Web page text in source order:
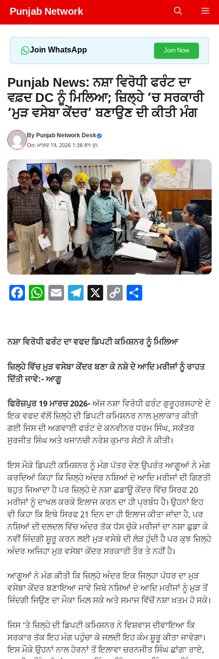
Skip
Punjab Network
Join WhatsApp Join Now
Punjab News: ਨਸ਼ਾ ਵਿਰੋਧੀ ਫਰੰਟ ਦਾ
ਵਫ਼ਦ DC ਨੂੰ ਮਿਲਿਆ; ਜ਼ਿਲ੍ਹੇ ‘ਚ ਸਰਕਾਰੀ
‘ਮੁੜ ਵਸੇਬਾ ਕੇਂਦਰ’ ਬਣਾਉਣ ਦੀ ਕੀਤੀ ਮੰਗ
ByPunjab Network Desk
On: ਮਾਰਚ 19, 2026 1:38 ਬਾਃ ਦੁਃ
F
e
o
o
k
W
s
p
p
E T
gr
m
X C
y
n
e
ਨਸ਼ਾ ਵਿਰੋਧੀ ਫਰੰਟ ਦਾ ਵਫਦ ਡਿਪਟੀ ਕਮਿਸ਼ਨਰ ਨੂੰ ਮਿਲਿਆ
ਜ਼ਿਲ੍ਹੇ ਵਿੱਚ ਮੁੜ ਵਸੇਬਾ ਕੇਂਦਰ ਬਣਾ ਕੇ ਨਸ਼ੇ ਦੇ ਆਦਿ ਮਰੀਜਾਂ ਨੂੰ ਰਾਹਤ
ਦਿੱਤੀ ਜਾਵੇ:- ਆਗੂ
ਫਿਰੋਜ਼ਪੁਰ 19 ਮਾਰਚ 2026-ਅੱਜ ਨਸ਼ਾ ਵਿਰੋਧੀ ਫਰੰਟ ਗੁਰੂਹਰਸਹਾਏ ਦੇ
ਇਕ ਵਫਦ ਵੱਲੋਂ ਜ਼ਿਲ੍ਹੇ ਦੀ ਡਿਪਟੀ ਕਮਿਸ਼ਨਰ ਨਾਲ ਮੁਲਾਕਾਤ ਕੀਤੀ
ਗਈ ਜਿਸ ਦੀ ਅਗਵਾਈ ਫਰੰਟ ਦੇ ਕਨਵੀਨਰ ਧਰਮ ਸਿੰਘ, ਸਕੱਤਰ
ਸੁਰਜੀਤ ਸਿੰਘ ਅਤੇ ਖਜਾਨਚੀ ਨਰੇਸ਼ ਕੁਮਾਰ ਸੇਠੀ ਨੇ ਕੀਤੀ।
ਇਸ ਮੌਕੇ ਡਿਪਟੀ ਕਮਿਸ਼ਨਰ ਨੂੰ ਮੰਗ ਪੱਤਰ ਦੇਣ ਉਪਰੰਤ ਆਗੂਆਂ ਨੇ ਮੰਗ
ਕਰਦਿਆਂ ਕਿਹਾ ਕਿ ਜ਼ਿਲ੍ਹੇ ਅੰਦਰ ਨਸ਼ਿਆਂ ਦੇ ਆਦਿ ਮਰੀਜਾਂ ਦੀ ਗਿਣਤੀ
ਬਹੁਤ ਜਿਆਦਾ ਹੈ ਪਰ ਜ਼ਿਲ੍ਹੇ ਦੇ ਨਸ਼ਾ ਛਡਾਊ ਕੇਂਦਰ ਵਿੱਚ ਸਿਰਫ 20
ਮਰੀਜਾਂ ਨੂੰ ਦਾਖਲ ਕਰਕੇ ਇਲਾਜ ਕਰਨ ਦਾ ਹੀ ਪ੍ਰਬੰਧ ਹੈ। ਉਹਨਾਂ ਇਹ
ਵੀ ਕਿਹਾ ਕਿ ਇਥੇ ਸਿਰਫ 21 ਦਿਨ ਦਾ ਹੀ ਇਲਾਜ ਕੀਤਾ ਜਾਂਦਾ ਹੈ, ਪਰ
ਨਸ਼ਿਆਂ ਦੀ ਦਲਦਲ ਵਿੱਚ ਅੰਦਰ ਤੱਕ ਧੱਸ ਚੁੱਕੇ ਮਰੀਜਾਂ ਦਾ ਨਸ਼ਾ ਛੁਡਾ ਕੇ
ਨਵੀਂ ਜਿੰਦਗੀ ਸ਼ੂਰੂ ਕਰਨ ਲਈ ਮੁੜ ਵਸੇਬੇ ਦੀ ਲੋੜ ਹੁੰਦੀ ਹੈ ਪਰ ਕੁਝ ਜ਼ਿਲ੍ਹੇ
ਅੰਦਰ ਅਜਿਹਾ ਮੁੜ ਵਸੇਬਾ ਕੇਂਦਰ ਸਰਕਾਰੀ ਤੌਰ ਤੇ ਨਹੀਂ ਹੈ।
ਆਗੂਆਂ ਨੇ ਮੰਗ ਕੀਤੀ ਕਿ ਜ਼ਿਲ੍ਹੇ ਅੰਦਰ ਇਕ ਜਿਲ੍ਹਾ ਪੱਧਰ ਦਾ ਮੁੜ
ਵਸੇਬਾ ਕੇਂਦਰ ਬਣਾਇਆ ਜਾਵੇ ਜਿਥੇ ਨਸ਼ਿਆਂ ਦੇ ਆਦਿ ਮਰੀਜਾਂ ਨੂੰ ਮੁੜ ਤੋਂ
ਜਿੰਦਗੀ ਜਿਉਣ ਦਾ ਮੌਕਾ ਮਿਲ਼ ਸਕੇ ਅਤੇ ਸਮਾਜ ਵਿੱਚੋਂ ਨਸ਼ਾ ਖ਼ਤਮ ਹੋ ਸਕੇ।
ਜਿਸ ‘ਤੇ ਜ਼ਿਲ੍ਹੇ ਦੀ ਡਿਪਟੀ ਕਮਿਸ਼ਨਰ ਨੇ ਵਿਸ਼ਵਾਸ ਦੀਵਾਇਆ ਕਿ
ਸਰਕਾਰ ਤੱਕ ਇਹ ਮੰਗ ਪਹੁੰਚਾ ਕੇ ਜਲਦੀ ਇਹ ਕੰਮ ਸ਼ੂਰੂ ਕੀਤਾ ਜਾਵੇਗਾ।
ਇਸ ਮੌਕੇ ਉਹਨਾਂ ਨਾਲ ਹੋਰਨਾਂ ਤੋਂ ਇਲਾਵਾ ਚਰਨਜੀਤ ਸਿੰਘ ਛਾਂਗਾ ਰਾਏ,